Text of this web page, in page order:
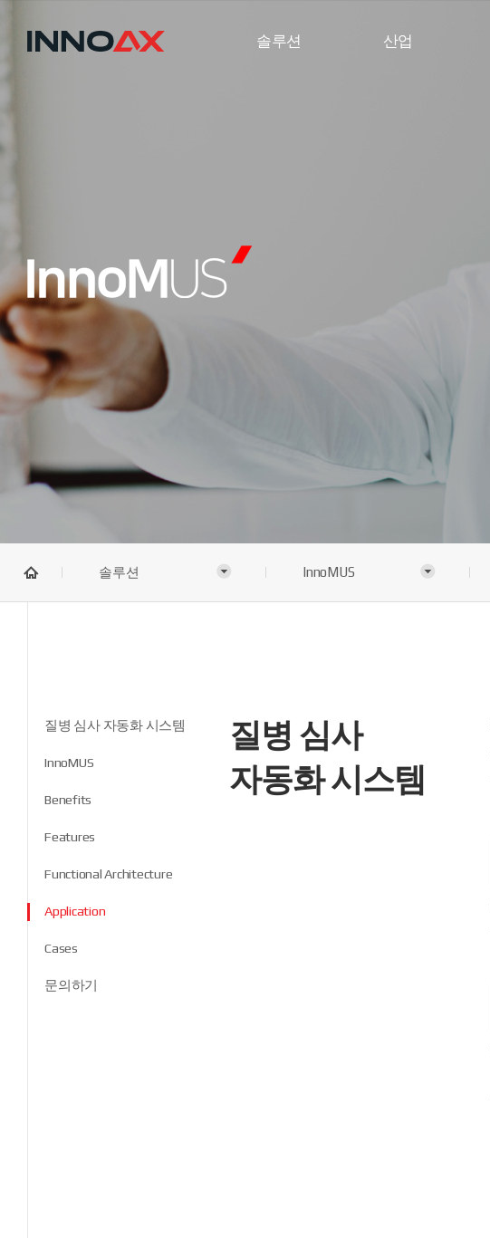
솔루션 산업
솔루션 InnoMUS
질병 심사 자동화 시스템
InnoMUS
Benefits
Features
Functional Architecture
Application
Cases
문의하기
질병 심사
자동화 시스템